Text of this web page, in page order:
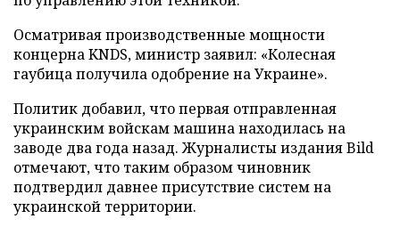
Осматривая производственные мощности
концерна KNDS, министр заявил: «Колесная
гаубица получила одобрение на Украине».
Политик добавил, что первая отправленная
украинским войскам машина находилась на
заводе два года назад. Журналисты издания Bild
отмечают, что таким образом чиновник
подтвердил давнее присутствие систем на
украинской территории.